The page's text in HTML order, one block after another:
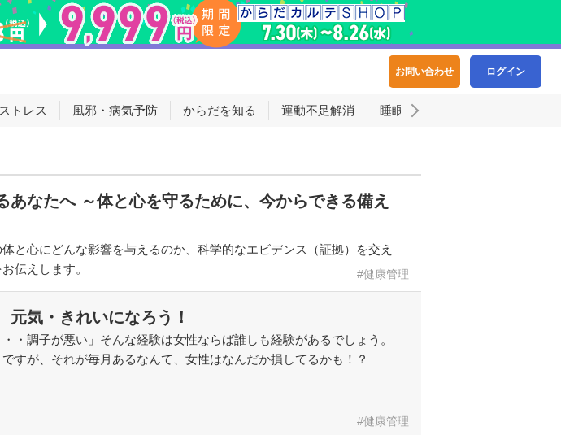
お問い合わせ ログイン
ストレス 風邪・病気予防 からだを知る 運動不足解消 睡眠
あなたへ ～体と心を守るために、今からできる備え
と心にどんな影響を与えるのか、科学的なエビデンス（証拠）を交え
伝えします。
健康管理
元気・きれいになろう！
・調子が悪い」そんな経験は女性ならば誰しも経験があるでしょう。
すが、それが毎月あるなんて、女性はなんだか損してるかも！？
健康管理